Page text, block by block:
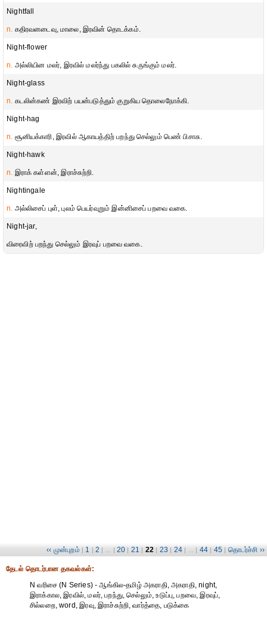
Nightfall
n. கதிரவனடைவு, மாலை, இரவின் தொடக்கம்.
Night-flower
n. அல்லியின மலர், இரவில் மலர்ந்து பகலில் சுருங்கும் மலர்.
Night-glass
n. கடலின்கண் இரவிற் பயன்படுத்தும் குறுகிய தொலைநோக்கி.
Night-hag
n. சூனியக்காரி, இரவில் ஆகாயத்திற் பறந்து செல்லும் பெண் பிசாசு.
Night-hawk
n. இராக் கள்ளன், இராச்சுற்றி.
Nightingale
n. அல்லிசைப் புள், புலம் பெயர்வுறும் இன்னிசைப் பறவை வகை.
Night-jar,
விரைவிற் பறந்து செல்லும் இரவுப் பறவை வகை.
‹‹ முன்புறம் | 1 | 2 | ... | 20 | 21 | 22 | 23 | 24 | ... | 44 | 45 | தொடர்ச்சி ››
தேட‌ல் தொட‌ர்பான தகவ‌ல்க‌ள்:
N வரிசை (N Series) - ஆங்கில-தமிழ் அகராதி, அகராதி, night,
இராக்கால, இரவில், மலர், பறந்து, செல்லும், உடுப்பு, பறவை, இரவுப்,
சில்லறை, word, இரவு, இராச்சுற்றி, வார்த்தை, படுக்கை